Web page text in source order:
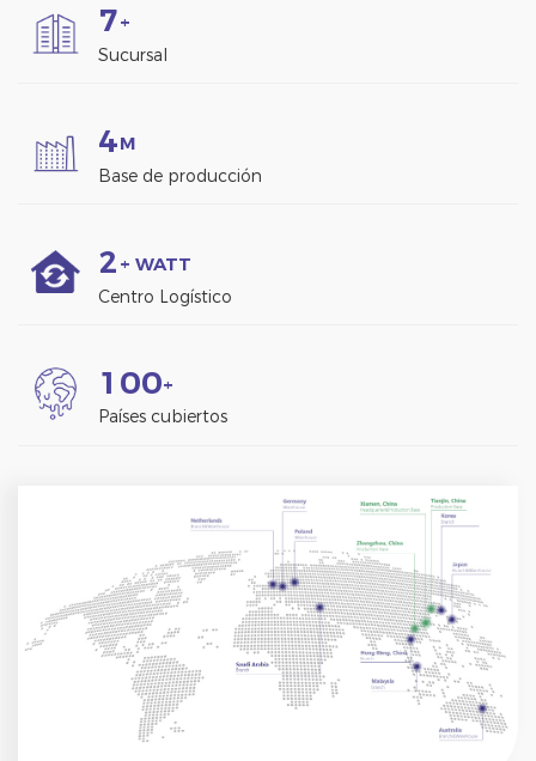
7+
Sucursal
4M
Base de producción
2 + WATT
Centro Logístico
1 00+
Países cubiertos